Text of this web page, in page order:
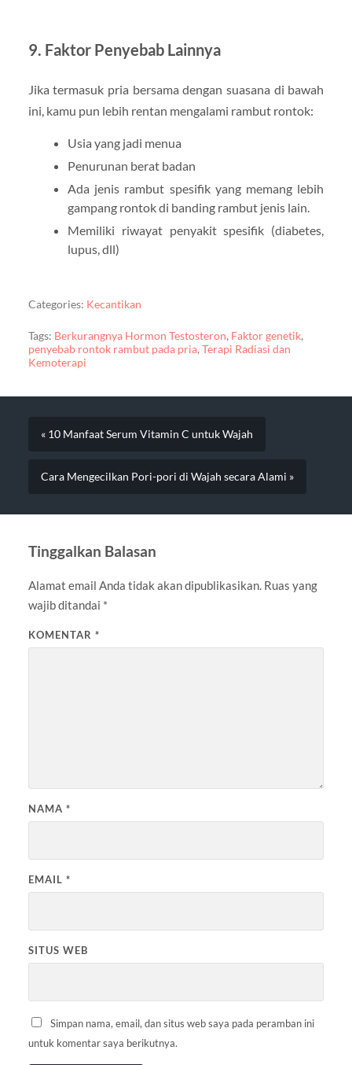
9. Faktor Penyebab Lainnya
Jika termasuk pria bersama dengan suasana di bawah
ini, kamu pun lebih rentan mengalami rambut rontok:
Usia yang jadi menua
Penurunan berat badan
Ada jenis rambut spesifik yang memang lebih
gampang rontok di banding rambut jenis lain.
Memiliki riwayat penyakit spesifik (diabetes,
lupus, dll)
Categories: Kecantikan
Tags: Berkurangnya Hormon Testosteron, Faktor genetik,
penyebab rontok rambut pada pria, Terapi Radiasi dan
Kemoterapi
« 10 Manfaat Serum Vitamin C untuk Wajah
Cara Mengecilkan Pori-pori di Wajah secara Alami »
Tinggalkan Balasan
Alamat email Anda tidak akan dipublikasikan. Ruas yang
wajib ditandai *
KOMENTAR *
NAMA *
EMAIL *
SITUS WEB
Simpan nama, email, dan situs web saya pada peramban ini
untuk komentar saya berikutnya.